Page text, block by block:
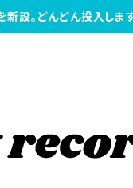
。どんどん投入します